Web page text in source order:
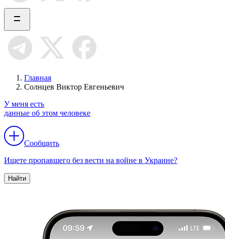
Главная
Солнцев Виктор Евгеньевич
У меня есть
данные об этом человеке
Сообщить
Ищете пропавшего без вести на войне в Украине?
Найти